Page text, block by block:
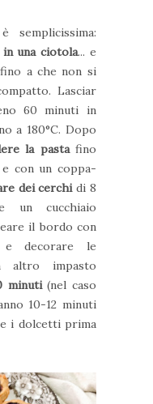
semplicissima:
una ciotola... e
fino a che non si
Lasciar
60 minuti in
a 180°C. Dopo
la pastafino
con un coppa-
dei cerchi di 8
un cucchiaio
il bordo con
decorare le
altro impasto
minuti(nel caso
10-12 minuti
i dolcetti prima